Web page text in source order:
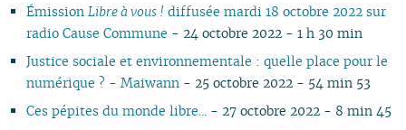
Émission Libre à vous ! diffusée mardi 18 octobre 2022 sur
radio Cause Commune - 24 octobre 2022 - 1 h 30 min
Justice sociale et environnementale : quelle place pour le
numérique ? - Maiwann- 25 octobre 2022 - 54 min 53
Ces pépites du monde libre...- 27 octobre 2022 - 8 min 45